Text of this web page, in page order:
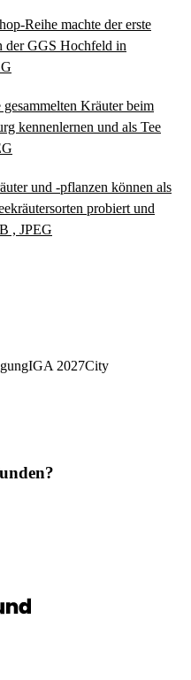
Reihe machte der erste
der GGS Hochfeld in
Kräuter beim
kennenlernen und als Tee
und -pflanzen können als
probiert und
, JPEG
IGA 2027City